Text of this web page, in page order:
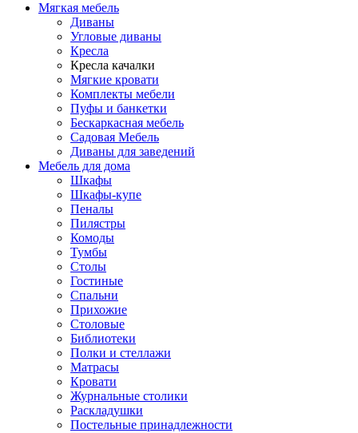
Мягкая мебель
Диваны
Угловые диваны
Кресла
Кресла качалки
Мягкие кровати
Комплекты мебели
Пуфы и банкетки
Бескаркасная мебель
Садовая Мебель
Диваны для заведений
Мебель для дома
Шкафы
Шкафы-купе
Пеналы
Пилястры
Комоды
Тумбы
Столы
Гостиные
Спальни
Прихожие
Столовые
Библиотеки
Полки и стеллажи
Матрасы
Кровати
Журнальные столики
Раскладушки
Постельные принадлежности